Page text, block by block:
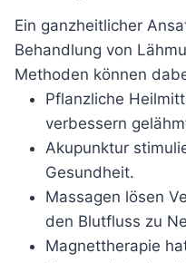
Ein ganzheitlicher
Behandlung von
Methoden können
Pflanzliche
verbessern
Akupunktur
Gesundheit.
Massagen lösen
den Blutfluss zu
Magnettherapie